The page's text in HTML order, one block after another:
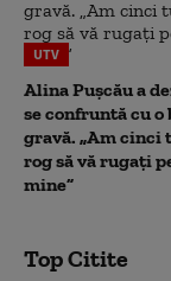
UTV
Alina Pușcău a
se confruntă cu o
gravă. „Am cinci
rog să vă rugați
mine”
Top Citite